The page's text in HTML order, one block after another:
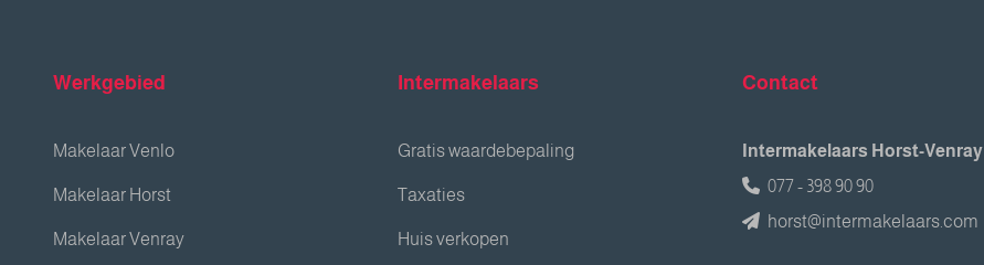
Werkgebied
Makelaar Venlo
Makelaar Horst
Makelaar Venray
Intermakelaars
Gratis waardebepaling
Taxaties
Huis verkopen
Contact
Intermakelaars Horst-Venray
077 - 398 90 90
horst@intermakelaars.com